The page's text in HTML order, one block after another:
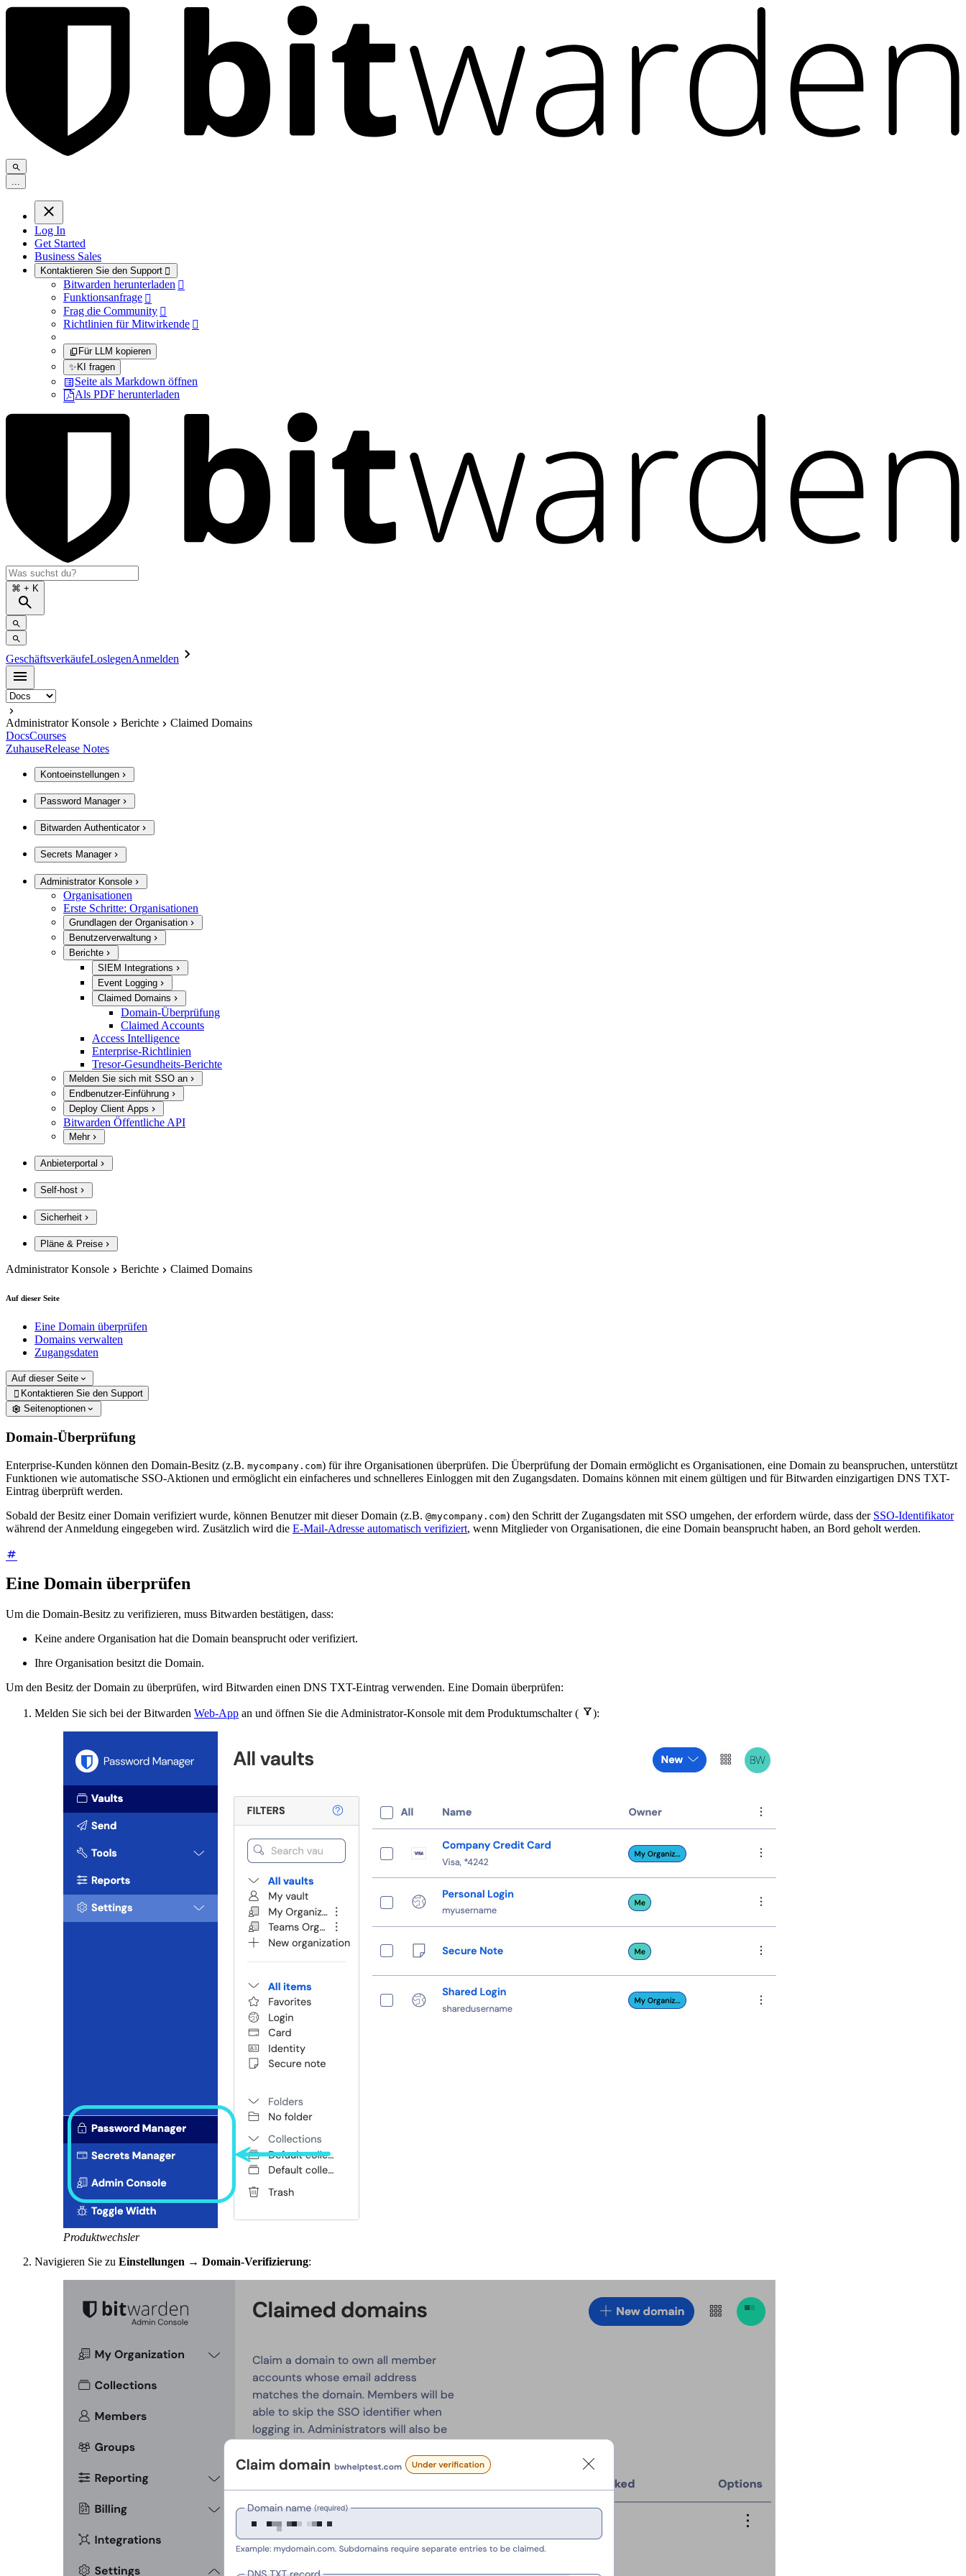
Log In
Get Started
Business Sales
Kontaktieren Sie den Support 
Bitwarden herunterladen 
Funktionsanfrage 
Frag die Community 
Richtlinien für Mitwirkende 
Für LLM kopieren
✨KI fragen
Seite als Markdown öffnen
Als PDF herunterladen
⌘ + K
GeschäftsverkäufeLoslegenAnmelden
Administrator Konsole Berichte
Claimed Domains
DocsCourses
ZuhauseRelease Notes
Kontoeinstellungen
Password Manager
Bitwarden Authenticator
Secrets Manager
Administrator Konsole
Organisationen
Erste Schritte: Organisationen
Grundlagen der Organisation
Benutzerverwaltung
Berichte
SIEM Integrations
Event Logging
Claimed Domains
Domain-Überprüfung
Claimed Accounts
Access Intelligence
Enterprise-Richtlinien
Tresor-Gesundheits-Berichte
Melden Sie sich mit SSO an
Endbenutzer-Einführung
Deploy Client Apps
Bitwarden Öffentliche API
Mehr
Anbieterportal
Self-host
Sicherheit
Pläne & Preise
Administrator Konsole Berichte Claimed Domains
Auf dieser Seite
Eine Domain überprüfen
Domains verwalten
Zugangsdaten
Auf dieser Seite
 Kontaktieren Sie den Support
Seitenoptionen
Domain-Überprüfung
Enterprise-Kunden können den Domain-Besitz (z.B. mycompany.com) für ihre Organisationen überprüfen. Die Überprüfung der Domain ermöglicht es Organisationen, eine Domain zu beanspruchen, unterstützt
Funktionen wie automatische SSO-Aktionen und ermöglicht ein einfacheres und schnelleres Einloggen mit den Zugangsdaten. Domains können mit einem gültigen und für Bitwarden einzigartigen DNS TXT-
Eintrag überprüft werden.
Sobald der Besitz einer Domain verifiziert wurde, können Benutzer mit dieser Domain (z.B. @mycompany.com) den Schritt der Zugangsdaten mit SSO umgehen, der erfordern würde, dass der SSO-Identifikator
während der Anmeldung eingegeben wird. Zusätzlich wird die E-Mail-Adresse automatisch verifiziert, wenn Mitglieder von Organisationen, die eine Domain beansprucht haben, an Bord geholt werden.
Eine Domain überprüfen
Um die Domain-Besitz zu verifizieren, muss Bitwarden bestätigen, dass:
Keine andere Organisation hat die Domain beansprucht oder verifiziert.
Ihre Organisation besitzt die Domain.
Um den Besitz der Domain zu überprüfen, wird Bitwarden einen DNS TXT-Eintrag verwenden. Eine Domain überprüfen:
Melden Sie sich bei der Bitwarden Web-App an und öffnen Sie die Administrator-Konsole mit dem Produktumschalter ( ):
Produktwechsler
Navigieren Sie zu Einstellungen → Domain-Verifizierung: